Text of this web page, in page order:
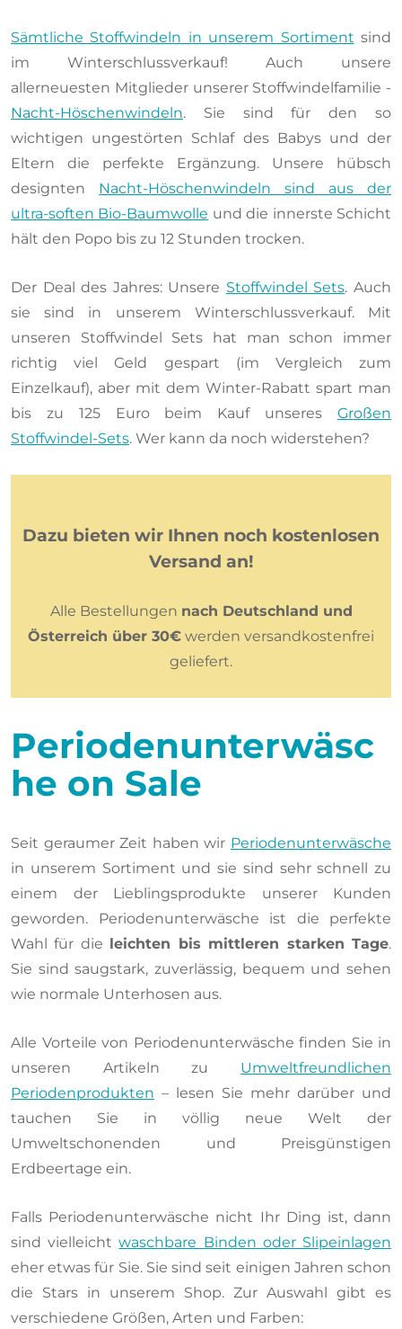
Sämtliche Stoffwindeln in unserem Sortiment sind
im Winterschlussverkauf! Auch unsere
allerneuesten Mitglieder unserer Stoffwindelfamilie -
Nacht-Höschenwindeln. Sie sind für den so
wichtigen ungestörten Schlaf des Babys und der
Eltern die perfekte Ergänzung. Unsere hübsch
designten Nacht-Höschenwindeln sind aus der
ultra-soften Bio-Baumwolle und die innerste Schicht
hält den Popo bis zu 12 Stunden trocken.
Der Deal des Jahres: Unsere Stoffwindel Sets. Auch
sie sind in unserem Winterschlussverkauf. Mit
unseren Stoffwindel Sets hat man schon immer
richtig viel Geld gespart (im Vergleich zum
Einzelkauf), aber mit dem Winter-Rabatt spart man
bis zu 125 Euro beim Kauf unseres Großen
Stoffwindel-Sets. Wer kann da noch widerstehen?
Dazu bieten wir Ihnen noch kostenlosen
Versand an!
Alle Bestellungen nach Deutschland und
Österreich über 30€ werden versandkostenfrei
geliefert.
Periodenunterwäsc
he on Sale
Seit geraumer Zeit haben wir Periodenunterwäsche
in unserem Sortiment und sie sind sehr schnell zu
einem der Lieblingsprodukte unserer Kunden
geworden. Periodenunterwäsche ist die perfekte
Wahl für die
leichten bis mittleren starken Tage.
Sie sind saugstark, zuverlässig, bequem und sehen
wie normale Unterhosen aus.
Alle Vorteile von Periodenunterwäsche finden Sie in
unseren Artikeln zu Umweltfreundlichen
Periodenprodukten – lesen Sie mehr darüber und
tauchen Sie in völlig neue Welt der
Umweltschonenden und Preisgünstigen
Erdbeertage ein.
Falls Periodenunterwäsche nicht Ihr Ding ist, dann
sind vielleichtwaschbare Binden oder Slipeinlagen
eher etwas für Sie. Sie sind seit einigen Jahren schon
die Stars in unserem Shop. Zur Auswahl gibt es
verschiedene Größen, Arten und Farben: